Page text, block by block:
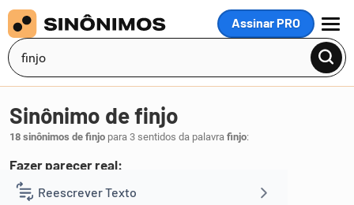
Assinar PRO
MENU
Reescrever Texto
Sinônimo de finjo
18 sinônimos de finjo para 3 sentidos da palavra finjo:
Fazer parecer real:
1 pretendo,aparento